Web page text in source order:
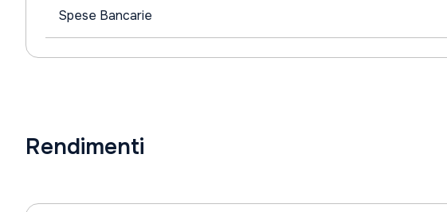
Spese Bancarie
Rendimenti